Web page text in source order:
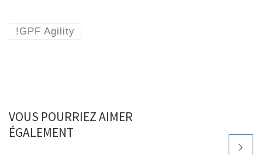
!GPF Agility
VOUS POURRIEZ AIMER
ÉGALEMENT